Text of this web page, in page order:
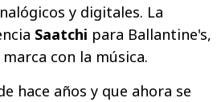
y digitales. La
Saatchi para Ballantine's,
con la música.
hace años y que ahora se